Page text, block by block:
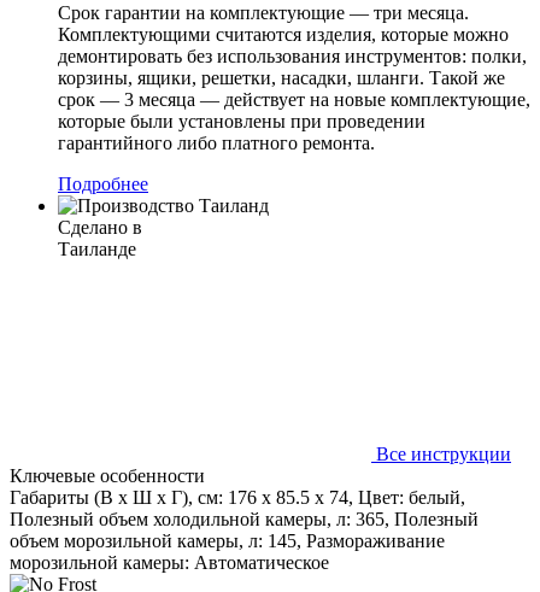
Срок гарантии на комплектующие — три месяца.
Комплектующими считаются изделия, которые можно
демонтировать без использования инструментов: полки,
корзины, ящики, решетки, насадки, шланги. Такой же
срок — 3 месяца — действует на новые комплектующие,
которые были установлены при проведении
гарантийного либо платного ремонта.
Подробнее
Сделано в
Таиланде
Все инструкции
Ключевые особенности
Габариты (В х Ш х Г), см: 176 х 85.5 х 74, Цвет: белый,
Полезный объем холодильной камеры, л: 365, Полезный
объем морозильной камеры, л: 145, Размораживание
морозильной камеры: Автоматическое